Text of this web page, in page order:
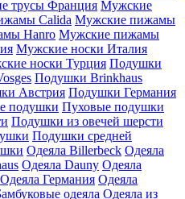
трусы Франция Мужские
Calida Мужские пижамы
Hanro Мужские пижамы
Мужские носки Италия
носки Турция Подушки
Подушки Brinkhaus
Австрия Подушки Германия
подушки Пуховые подушки
Подушки из овечей шерсти
Подушки средней
Одеяла Billerbeck Одеяла
Одеяла Dauny Одеяла
Одеяла Германия Одеяла
одеяла Одеяла из